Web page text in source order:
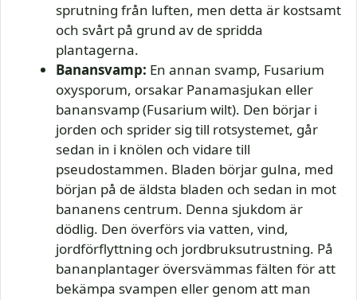
sprutning från luften, men detta är kostsamt
och svårt på grund av de spridda
plantagerna.
Banansvamp: En annan svamp, Fusarium
oxysporum, orsakar Panamasjukan eller
banansvamp (Fusarium wilt). Den börjar i
jorden och sprider sig till rotsystemet, går
sedan in i knölen och vidare till
pseudostammen. Bladen börjar gulna, med
början på de äldsta bladen och sedan in mot
bananens centrum. Denna sjukdom är
dödlig. Den överförs via vatten, vind,
jordförflyttning och jordbruksutrustning. På
bananplantager översvämmas fälten för att
bekämpa svampen eller genom att man